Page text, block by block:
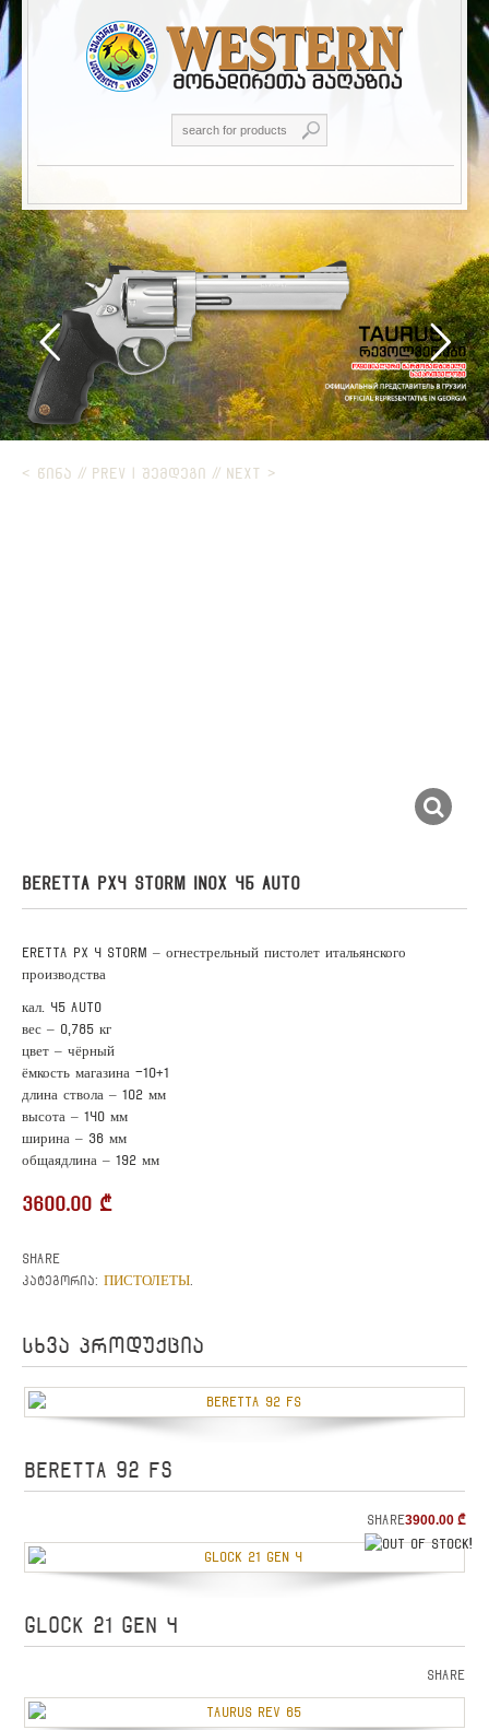
< ᲬᲘᲜᲐ // PREV ᲨᲔᲛᲓᲔᲒᲘ // NEXT >
BERETTA PX4 STORM INOX 45 AUTO
ERETTA PX 4 STORM – огнестрельный пистолет итальянского
производства
кал. 45 AUTO
вес – 0,785 кг
цвет – чёрный
ёмкость магазина -10+1
длина ствола – 102 мм
высота – 140 мм
ширина – 36 мм
общаядлина – 192 мм
3600.00 ₾
Share
კატეგორია: ПИСТОЛЕТЫ
სხვა პროდუქცია
BERETTA 92 FS
3900.00 ₾
Share
GLOCK 21 GEN 4
Share